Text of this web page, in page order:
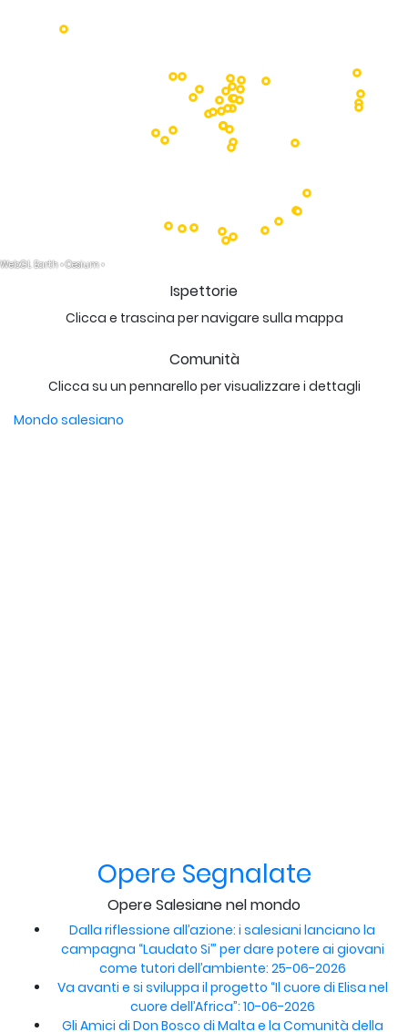
Ispettorie
Clicca e trascina per navigare sulla mappa
Comunità
Clicca su un pennarello per visualizzare i dettagli
Mondo salesiano
Opere Segnalate
Opere Salesiane nel mondo
Dalla riflessione all’azione: i salesiani lanciano la
campagna “Laudato Si’” per dare potere ai giovani
come tutori dell’ambiente: 25-06-2026
Va avanti e si sviluppa il progetto “Il cuore di Elisa nel
cuore dell’Africa”: 10-06-2026
Gli Amici di Don Bosco di Malta e la Comunità della